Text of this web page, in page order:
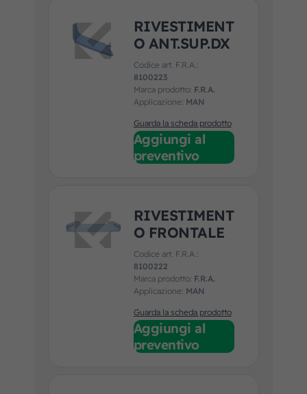
RIVESTIMENT
O ANT.SUP.DX
Codice art. F.R.A.:
8100223
Marca prodotto: F.R.A.
Applicazione: MAN
Guarda la scheda prodotto
Aggiungi al
preventivo
RIVESTIMENT
O FRONTALE
Codice art. F.R.A.:
8100222
Marca prodotto: F.R.A.
Applicazione: MAN
Guarda la scheda prodotto
Aggiungi al
preventivo